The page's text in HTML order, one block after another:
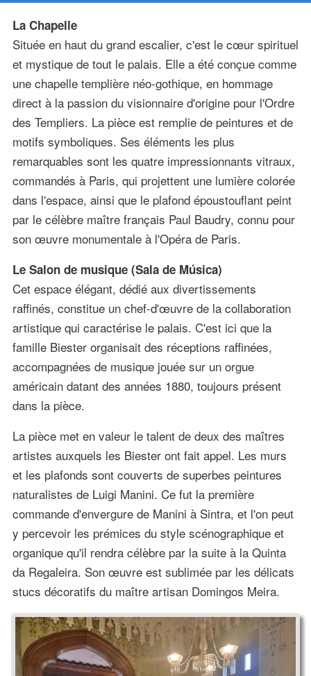
La Chapelle
Située en haut du grand escalier, c'est le cœur spirituel
et mystique de tout le palais. Elle a été conçue comme
une chapelle templière néo-gothique, en hommage
direct à la passion du visionnaire d'origine pour l'Ordre
des Templiers. La pièce est remplie de peintures et de
motifs symboliques. Ses éléments les plus
remarquables sont les quatre impressionnants vitraux,
commandés à Paris, qui projettent une lumière colorée
dans l'espace, ainsi que le plafond époustouflant peint
par le célèbre maître français Paul Baudry, connu pour
son œuvre monumentale à l'Opéra de Paris.
Le Salon de musique (Sala de Música)
Cet espace élégant, dédié aux divertissements
raffinés, constitue un chef-d'œuvre de la collaboration
artistique qui caractérise le palais. C'est ici que la
famille Biester organisait des réceptions raffinées,
accompagnées de musique jouée sur un orgue
américain datant des années 1880, toujours présent
dans la pièce.
La pièce met en valeur le talent de deux des maîtres
artistes auxquels les Biester ont fait appel. Les murs
et les plafonds sont couverts de superbes peintures
naturalistes de Luigi Manini. Ce fut la première
commande d'envergure de Manini à Sintra, et l'on peut
y percevoir les prémices du style scénographique et
organique qu'il rendra célèbre par la suite à la Quinta
da Regaleira. Son œuvre est sublimée par les délicats
stucs décoratifs du maître artisan Domingos Meira.